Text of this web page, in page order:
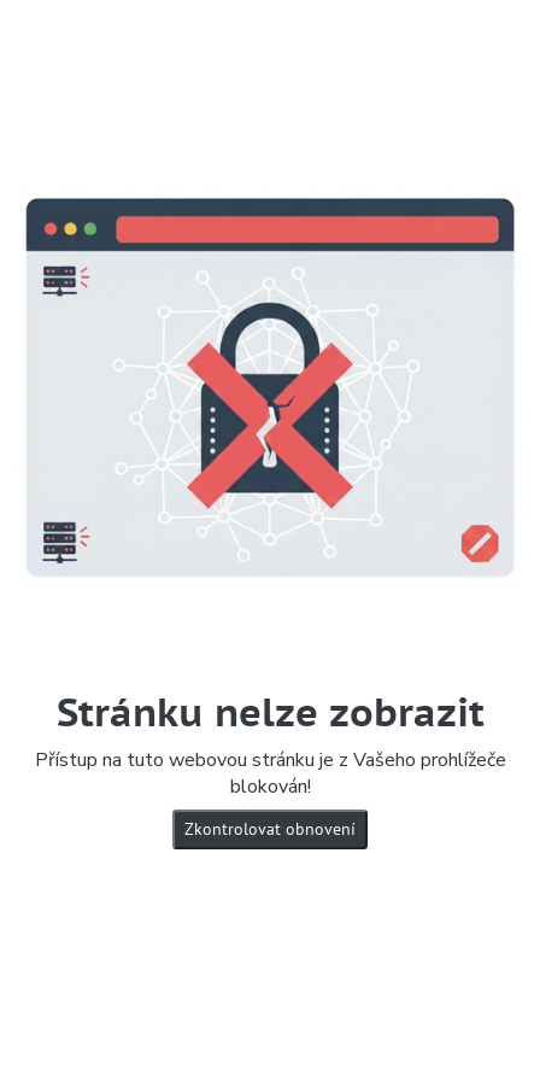
Stránku nelze zobrazit
Přístup na tuto webovou stránku je z Vašeho prohlížeče
blokován!
Zkontrolovat obnovení